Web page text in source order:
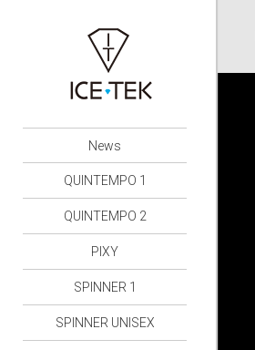
News
QUINTEMPO 1
QUINTEMPO 2
PIXY
SPINNER 1
SPINNER UNISEX